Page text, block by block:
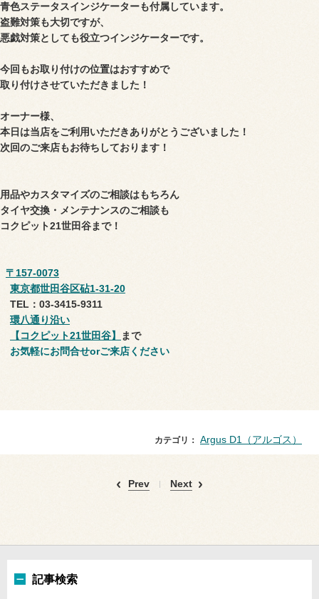
青色ステータスインジケーターも付属しています。
盗難対策も大切ですが、
悪戯対策としても役立つインジケーターです。
今回もお取り付けの位置はおすすめで
取り付けさせていただきました！
オーナー様、
本日は当店をご利用いただきありがとうございました！
次回のご来店もお待ちしております！
用品やカスタマイズのご相談はもちろん
タイヤ交換・メンテナンスのご相談も
コクピット21世田谷まで！
〒157-0073
東京都世田谷区砧1-31-20
TEL：03-3415-9311
環八通り沿い
【コクピット21世田谷】
まで
お気軽にお問合せorご来店ください
カテゴリ： Argus D1（アルゴス）
Prev Next
記事検索